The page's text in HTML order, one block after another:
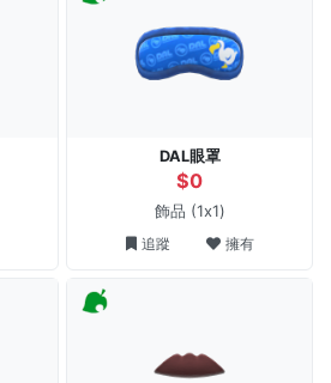
DAL眼罩
$0
飾品 (1x1)
追蹤 擁有